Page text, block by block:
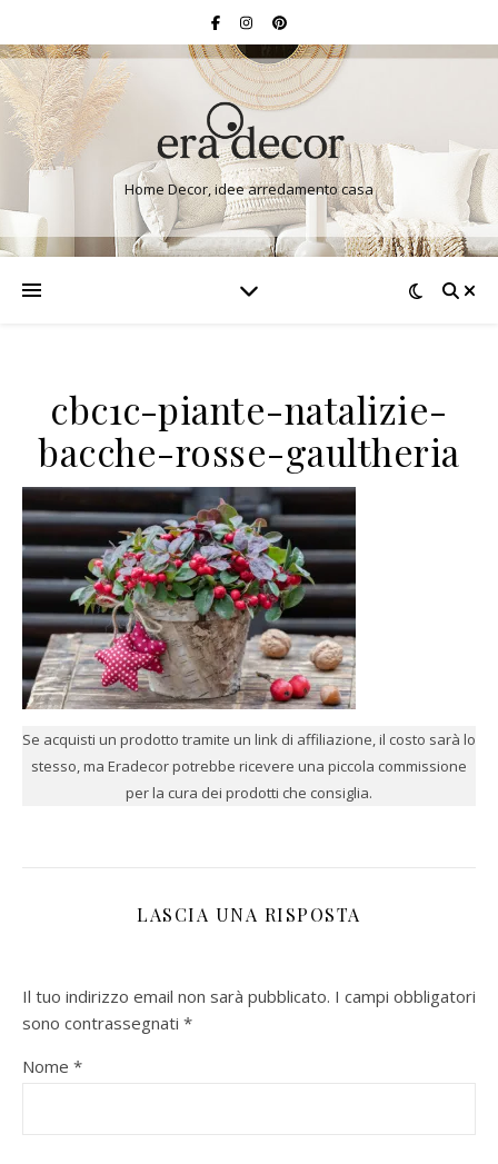
Home Decor, idee arredamento casa
cbc1c-piante-natalizie-
bacche-rosse-gaultheria
Se acquisti un prodotto tramite un link di affiliazione, il costo sarà lo
stesso, ma Eradecor potrebbe ricevere una piccola commissione
per la cura dei prodotti che consiglia.
LASCIA UNA RISPOSTA
Il tuo indirizzo email non sarà pubblicato. I campi obbligatori
sono contrassegnati *
Nome *